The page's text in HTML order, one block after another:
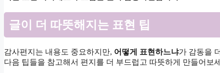
글이 더 따뜻해지는 표현 팁
감사편지는 내용도 중요하지만, 어떻게 표현하느냐가 감동을
다음 팁들을 참고해서 편지를 더 부드럽고 따뜻하게 만들어보